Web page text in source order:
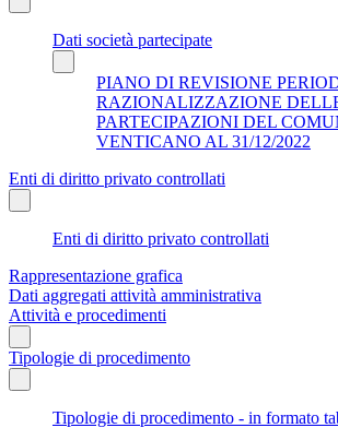
Dati società partecipate
PIANO DI REVISIONE
RAZIONALIZZAZIONE
PARTECIPAZIONI DEL
VENTICANO AL 31/12/2022
Enti di diritto privato controllati
Enti di diritto privato controllati
Rappresentazione grafica
Dati aggregati attività amministrativa
Attività e procedimenti
Tipologie di procedimento
Tipologie di procedimento - in formato